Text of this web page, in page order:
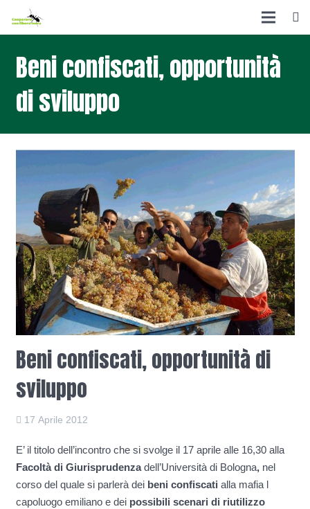
Beni confiscati, opportunità
di sviluppo
Beni confiscati, opportunità di
sviluppo
17 Aprile 2012
E’ il titolo dell’incontro che si svolge il 17 aprile alle 16,30 alla
Facoltà di Giurisprudenzadell’Università di Bologna,nel
corso del quale si parlerà deibeni confiscati alla mafia l
capoluogo emiliano e dei possibili scenari di riutilizzo